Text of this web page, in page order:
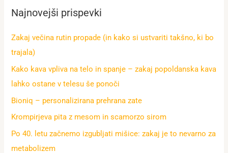
Najnovejši prispevki
Zakaj večina rutin propade (in kako si ustvariti takšno, ki bo
trajala)
Kako kava vpliva na telo in spanje – zakaj popoldanska kava
lahko ostane v telesu še ponoči
Bioniq – personalizirana prehrana zate
Krompirjeva pita z mesom in scamorzo sirom
Po 40. letu začnemo izgubljati mišice: zakaj je to nevarno za
metabolizem